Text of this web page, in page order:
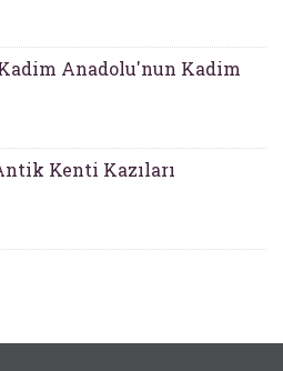
Anadolu'nun Kadim
Kenti Kazıları